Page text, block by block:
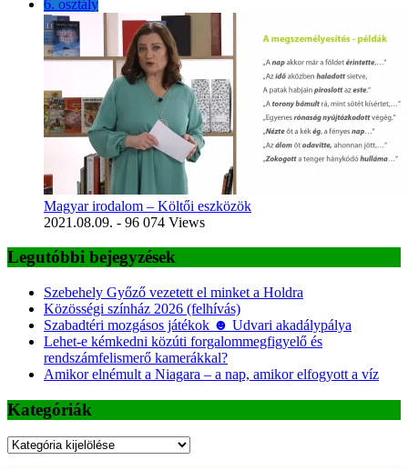
6. osztály
Magyar irodalom – Költői eszközök
2021.08.09. - 96 074 Views
Legutóbbi bejegyzések
Szebehely Győző vezetett el minket a Holdra
Közösségi színház 2026 (felhívás)
Szabadtéri mozgásos játékok ☻ Udvari akadálypálya
Lehet-e kémkedni közúti forgalommegfigyelő és
rendszámfelismerő kamerákkal?
Amikor elnémult a Niagara – a nap, amikor elfogyott a víz
Kategóriák
Kategóriák